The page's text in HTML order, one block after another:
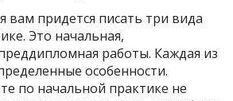
вам придется писать три вида
Это начальная,
работы. Каждая из
особенности.
по начальной практике не